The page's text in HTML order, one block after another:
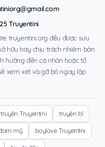
Truyentini
truyentini.org đều được sưu
hữu hay chịu trách nhiệm bản
hưởng đến cá nhân hoặc tổ
xem xét và gỡ bỏ ngay lập
Truyentini truyện bl
mỹ boylove Truyentini